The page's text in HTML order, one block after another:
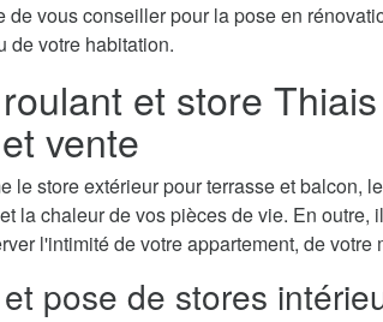
de vous conseiller pour la pose en
de votre habitation.
et store
vente
le store extérieur pour terrasse et balcon,
la chaleur de vos pièces de vie. En
l'intimité de votre appartement, de
pose de stores